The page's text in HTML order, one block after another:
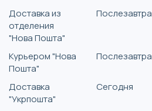
Доставка из
отделения
"Нова Пошта"
Послезавтра
Курьером "Нова
Пошта"
Послезавтра
Доставка
"Укрпошта"
Сегодня